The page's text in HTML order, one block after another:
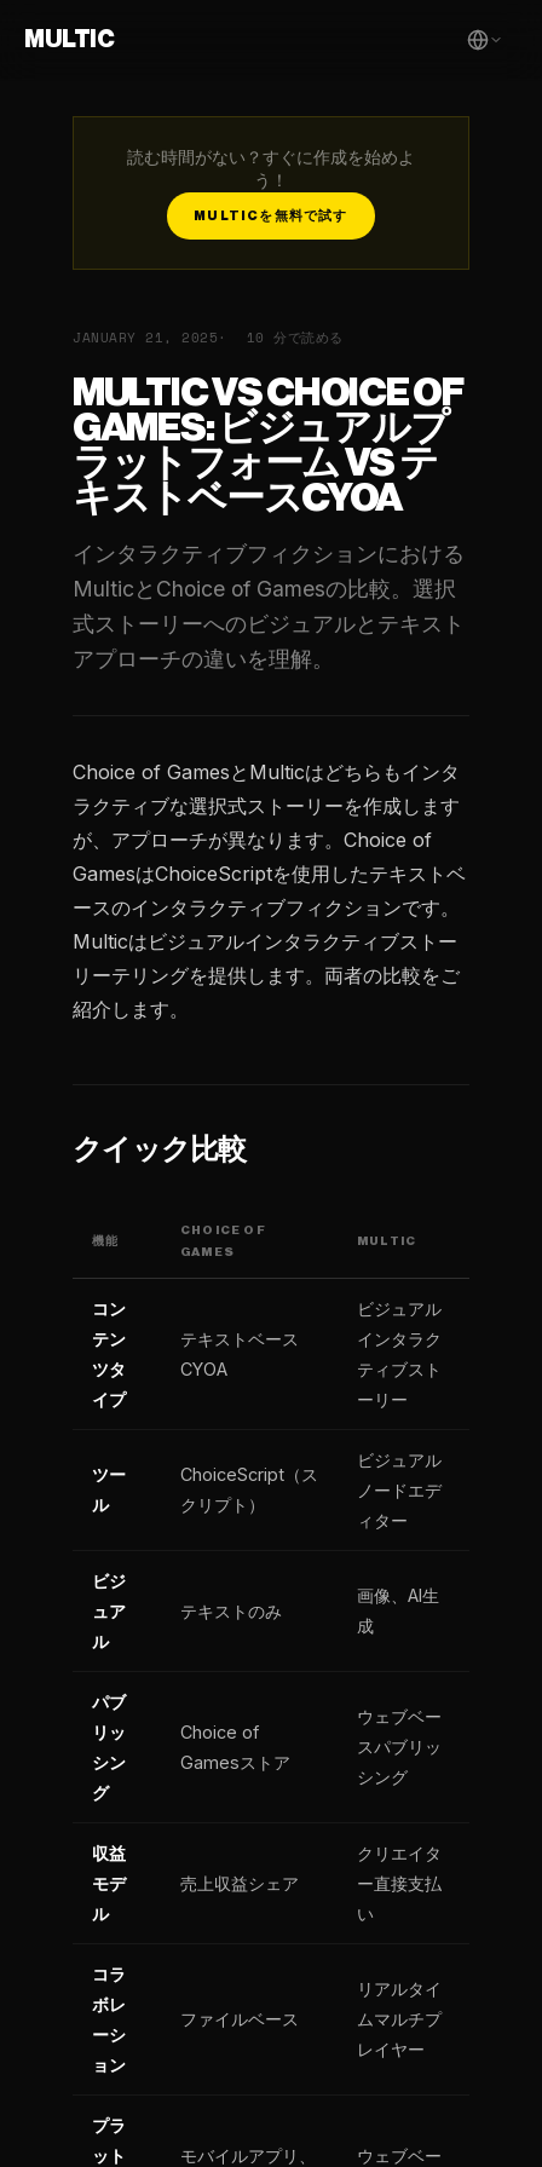
MULTIC
読む時間がない？すぐに作成を始めよ
う！
MULTICを無料で試す
JANUARY 21, 2025 10 分で読める
MULTIC VS CHOICE OF
GAMES: ビジュアルプ
ラットフォーム VS テ
キストベースCYOA
インタラクティブフィクションにおける
MulticとChoice of Gamesの比較。選択
式ストーリーへのビジュアルとテキスト
アプローチの違いを理解。
Choice of GamesとMulticはどちらもインタ
ラクティブな選択式ストーリーを作成します
が、アプローチが異なります。Choice of
GamesはChoiceScriptを使用したテキストベ
ースのインタラクティブフィクションです。
Multicはビジュアルインタラクティブストー
リーテリングを提供します。両者の比較をご
紹介します。
クイック比較
機能
CHOICE OF
GAMES
MULTIC
コン
テン
ツタ
イプ
テキストベース
CYOA
ビジュアル
インタラク
ティブスト
ーリー
ツー
ル
ChoiceScript（ス
クリプト）
ビジュアル
ノードエデ
ィター
ビジ
ュア
ル
テキストのみ
画像、AI生
成
パブ
リッ
シン
グ
Choice of
Gamesストア
ウェブベー
スパブリッ
シング
収益
モデ
ル
売上収益シェア
クリエイタ
ー直接支払
い
コラ
ボレ
ーシ
ョン
ファイルベース
リアルタイ
ムマルチプ
レイヤー
プラ
ット
モバイルアプリ、
ウェブベー